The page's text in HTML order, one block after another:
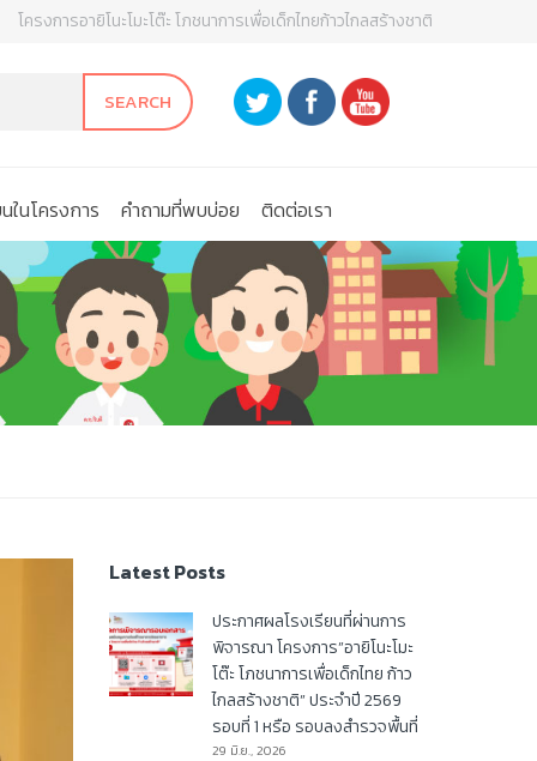
โครงการอายิโนะโมะโต๊ะ โภชนาการเพื่อเด็กไทยก้าวไกลสร้างชาติ
SEARCH
ในโครงการ คําถามที่พบบ่อย ติดต่อเรา
Latest Posts
ประกาศผลโรงเรียนที่ผ่านการ
พิจารณา โครงการ”อายิโนะโมะ
โต๊ะ โภชนาการเพื่อเด็กไทย ก้าว
ไกลสร้างชาติ” ประจำปี 2569
รอบที่ 1 หรือ รอบลงสำรวจพื้นที่
29 มิ.ย., 2026